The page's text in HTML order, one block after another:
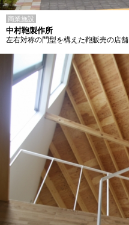
商業施設
中村鞄製作所
左右対称の門型を構えた鞄販売の店舗